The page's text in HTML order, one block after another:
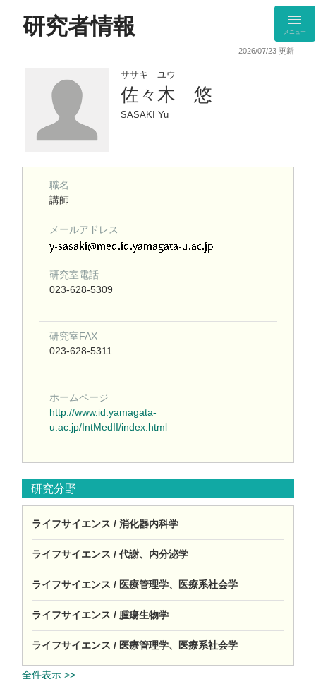
研究者情報 メニュー
2026/07/23 更新
ササキ ユウ
佐々木 悠
SASAKI Yu
職名
講師
メールアドレス
研究室電話
023-628-5309
研究室FAX
023-628-5311
ホームページ
http://www.id.yamagata-
u.ac.jp/IntMedII/index.html
研究分野
ライフサイエンス / 消化器内科学
ライフサイエンス / 代謝、内分泌学
ライフサイエンス / 医療管理学、医療系社会学
ライフサイエンス / 腫瘍生物学
ライフサイエンス / 医療管理学、医療系社会学
全件表示 >>